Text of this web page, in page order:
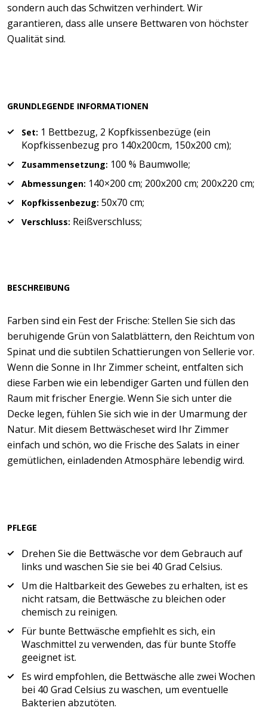
sondern auch das Schwitzen verhindert. Wir
garantieren, dass alle unsere Bettwaren von höchster
Qualität sind.
GRUNDLEGENDE INFORMATIONEN
Set: 1 Bettbezug, 2 Kopfkissenbezüge (ein
Kopfkissenbezug pro 140x200cm, 150x200 cm);
Zusammensetzung: 100 % Baumwolle;
Abmessungen: 140×200 cm; 200x200 cm; 200x220 cm;
Kopfkissenbezug: 50x70 cm;
Verschluss: Reißverschluss;
BESCHREIBUNG
Farben sind ein Fest der Frische: Stellen Sie sich das
beruhigende Grün von Salatblättern, den Reichtum von
Spinat und die subtilen Schattierungen von Sellerie vor.
Wenn die Sonne in Ihr Zimmer scheint, entfalten sich
diese Farben wie ein lebendiger Garten und füllen den
Raum mit frischer Energie. Wenn Sie sich unter die
Decke legen, fühlen Sie sich wie in der Umarmung der
Natur. Mit diesem Bettwäscheset wird Ihr Zimmer
einfach und schön, wo die Frische des Salats in einer
gemütlichen, einladenden Atmosphäre lebendig wird.
PFLEGE
Drehen Sie die Bettwäsche vor dem Gebrauch auf
links und waschen Sie sie bei 40 Grad Celsius.
Um die Haltbarkeit des Gewebes zu erhalten, ist es
nicht ratsam, die Bettwäsche zu bleichen oder
chemisch zu reinigen.
Für bunte Bettwäsche empfiehlt es sich, ein
Waschmittel zu verwenden, das für bunte Stoffe
geeignet ist.
Es wird empfohlen, die Bettwäsche alle zwei Wochen
bei 40 Grad Celsius zu waschen, um eventuelle
Bakterien abzutöten.